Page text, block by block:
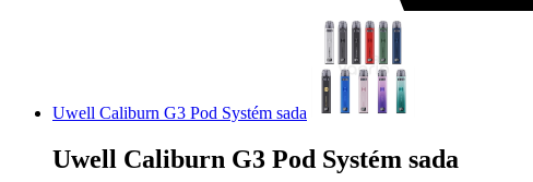
Uwell Caliburn G3 Pod Systém sada
Uwell Caliburn G3 Pod Systém sada